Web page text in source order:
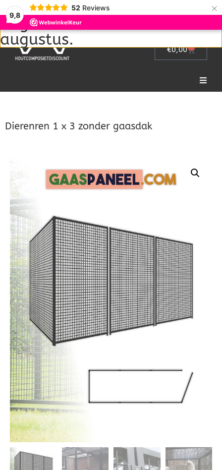
9,8
52 Reviews ×
€0,00 0
Picknicktafel
Bloembakken
Dierenverblijven
Gaas&Beugels
Diversen
Sale
Dierenren 1 x 3 zonder gaasdak
Wij zijn met vakantie van 1
augustus tot en met 22
augustus.